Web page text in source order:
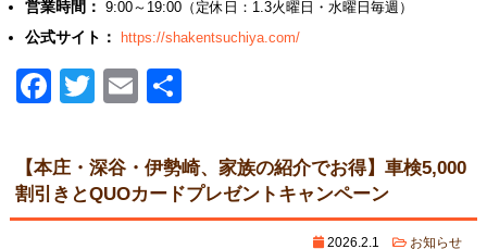
営業時間： 9:00～19:00（定休日：1.3火曜日・水曜日毎週）
公式サイト： https://shakentsuchiya.com/
Facebook
TwitterEmail
【本庄・深谷・伊勢崎、家族の紹介でお得】車検5,000
割引きとQUOカードプレゼントキャンペーン
2026.2.1 お知らせ